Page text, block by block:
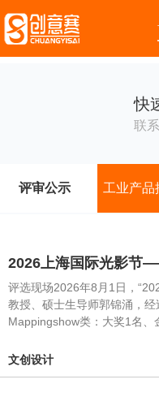
快
联
评审公示 工业产品
2026上海国际光影节
评选现场2026年8月1日，
教授、硕士生导师郭锦涌，
Mappingshow类：大奖1名、
文创设计